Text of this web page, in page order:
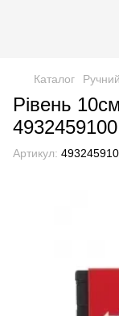
Каталог
Рівень
Артикул: